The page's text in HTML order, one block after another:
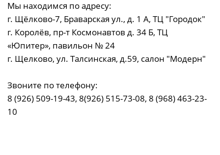
Мы находимся по адресу:
г. Щёлково-7, Браварская ул., д. 1 А, ТЦ "Городок"
г. Королёв, пр-т Космонавтов д. 34 Б, ТЦ
«Юпитер», павильон № 24
г. Щелково, ул. Талсинская, д.59, салон "Модерн"
Звоните по телефону:
8 (926) 509-19-43, 8(926) 515-73-08, 8 (968) 463-23-
10